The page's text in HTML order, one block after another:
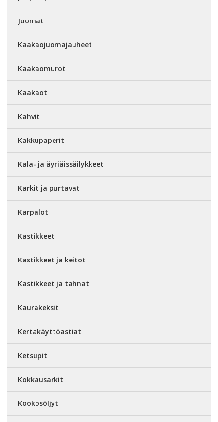
Juomat
Kaakaojuomajauheet
Kaakaomurot
Kaakaot
Kahvit
Kakkupaperit
Kala- ja äyriäissäilykkeet
Karkit ja purtavat
Karpalot
Kastikkeet
Kastikkeet ja keitot
Kastikkeet ja tahnat
Kaurakeksit
Kertakäyttöastiat
Ketsupit
Kokkausarkit
Kookosöljyt